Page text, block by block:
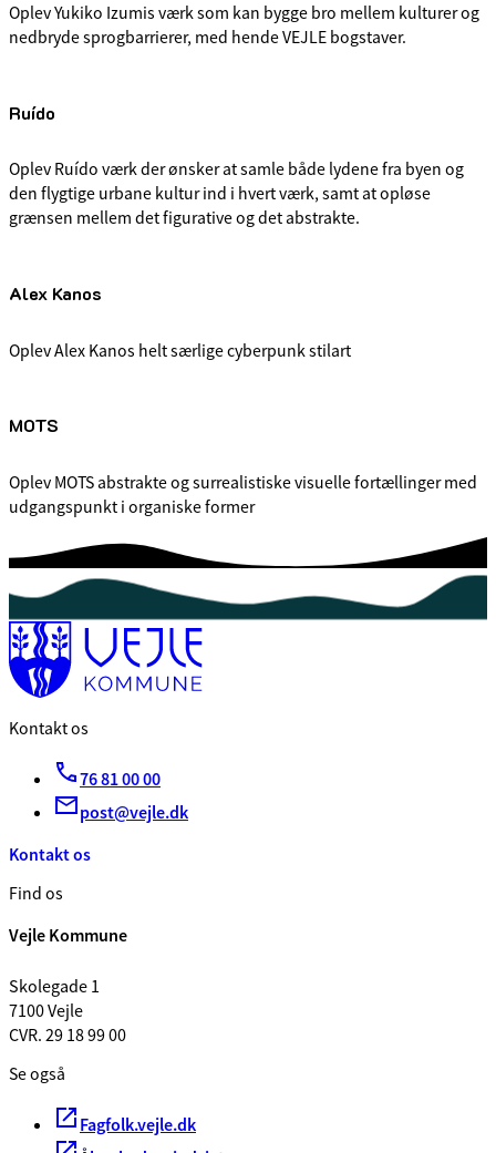
Oplev Yukiko Izumis værk som kan bygge bro mellem kulturer og
nedbryde sprogbarrierer, med hende VEJLE bogstaver.
Ruído
Oplev Ruído værk der ønsker at samle både lydene fra byen og
den flygtige urbane kultur ind i hvert værk, samt at opløse
grænsen mellem det figurative og det abstrakte.
Alex Kanos
Oplev Alex Kanos helt særlige cyberpunk stilart
MOTS
Oplev MOTS abstrakte og surrealistiske visuelle fortællinger med
udgangspunkt i organiske former
Kontakt os
76 81 00 00
post@vejle.dk
Kontakt os
Find os
Vejle Kommune
Skolegade 1
7100 Vejle
CVR. 29 18 99 00
Se også
Fagfolk.vejle.dk